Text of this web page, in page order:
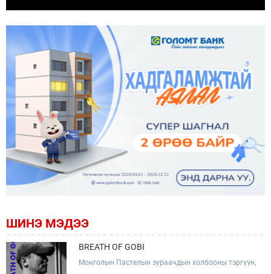
ШИНЭ МЭДЭЭ
BREATH OF GOBI
Монголын Пастелын зураачдын холбооны тэргүүн,